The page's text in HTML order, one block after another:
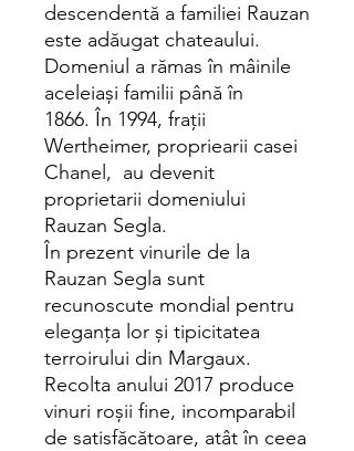
descendentă a familiei Rauzan
este adăugat chateaului.
Domeniul a rămas în mâinile
aceleiași familii până în
1866. În 1994, frații
Wertheimer, propriearii casei
Chanel, au devenit
proprietarii domeniului
Rauzan Segla.
În prezent vinurile de la
Rauzan Segla sunt
recunoscute mondial pentru
eleganța lor și tipicitatea
terroirului din Margaux.
Recolta anului 2017 produce
vinuri roșii fine, incomparabil
de satisfăcătoare, atât în ceea